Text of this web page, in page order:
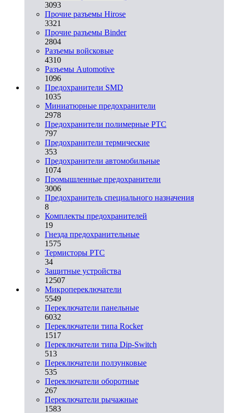
3093
Прочие разъемы Hirose
3321
Прочие разъемы Binder
2804
Разъемы войсковые
4310
Разъeмы Automotive
1096
Предохранители SMD
1035
Миниатюрные предохранители
2978
Предохранители полимерные PTC
797
Предохранители термические
353
Предохранители автомобильные
1074
Промышленные предохранители
3006
Предохранитель специального назначения
8
Комплекты предохранителей
19
Гнезда предохранительные
1575
Термисторы PTC
34
Защитные устройства
12507
Микропереключатели
5549
Переключатели панельные
6032
Переключатели типа Rocker
1517
Переключатели типа Dip-Switch
513
Переключатели ползунковые
535
Переключатели оборотные
267
Переключатели рычажные
1583